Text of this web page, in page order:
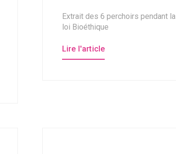
Extrait des 6 perchoirs pendant la
loi Bioéthique
Lire l'article